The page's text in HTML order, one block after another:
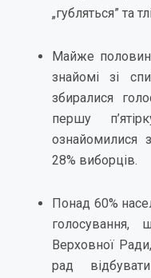
„губляться” та
Майже
знайомі зі
збиралися
першу
ознайомилися
28% виборців.
Понад 60%
Верховної
рад